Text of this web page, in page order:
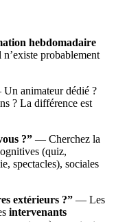
hebdomadaire
probablement
animateur dédié ?
? La différence est
?” — Cherchez la
(quiz,
spectacles), sociales
extérieurs ?” — Les
intervenants